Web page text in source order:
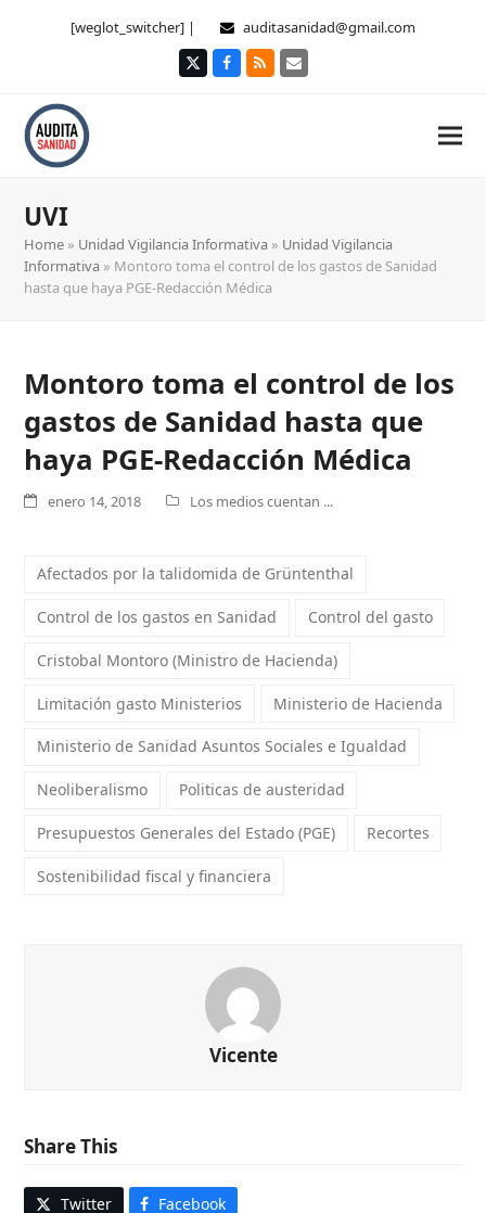
[weglot_switcher] | auditasanidad@gmail.com
TwitterFacebook
RSS Correo
UVI
Home » Unidad Vigilancia Informativa » Unidad Vigilancia
Informativa » Montoro toma el control de los gastos de Sanidad
hasta que haya PGE-Redacción Médica
Montoro toma el control de los
gastos de Sanidad hasta que
haya PGE-Redacción Médica
enero 14, 2018 Los medios cuentan ...
Afectados por la talidomida de Grüntenthal
Control de los gastos en Sanidad Control del gasto
Cristobal Montoro (Ministro de Hacienda)
Limitación gasto Ministerios Ministerio de Hacienda
Ministerio de Sanidad Asuntos Sociales e Igualdad
Neoliberalismo Politicas de austeridad
Presupuestos Generales del Estado (PGE) Recortes
Sostenibilidad fiscal y financiera
Vicente
Share This
Twitter Facebook